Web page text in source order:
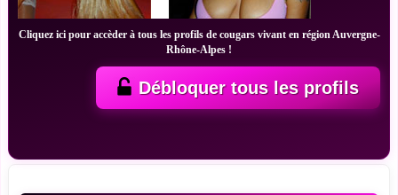
Cliquez ici pour accèder à tous les profils de cougars vivant en région Auvergne-
Rhône-Alpes !
Débloquer tous les profils